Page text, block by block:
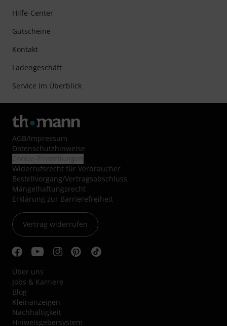
Hilfe-Center
Gutscheine
Kontakt
Ladengeschäft
Service im Überblick
AGB/Impressum
Datenschutzhinweise
Widerrufsrecht für Verbraucher
Bestellvorgang/Vertragsabschluss
Mängelhaftungsrecht
Erklärung zur Barrierefreiheit
Vertrag widerrufen
Über uns
Jobs & Karriere
Blog
Kleinanzeigen
Nachhaltigkeit
Hinweisgebersystem